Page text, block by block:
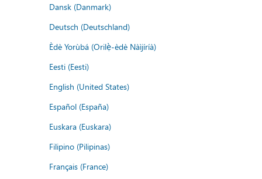
Dansk (Danmark)
Deutsch (Deutschland)
Èdè Yorùbá (Orilẹ̀-èdè Nàìjíríà)
Eesti (Eesti)
English (United States)
Español (España)
Euskara (Euskara)
Filipino (Pilipinas)
Français (France)